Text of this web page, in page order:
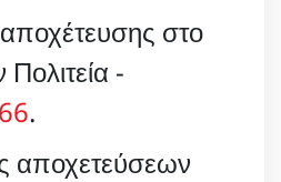
στο
-
.
αποχετεύσεων